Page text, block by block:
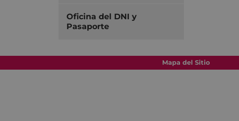
Oficina del DNI y
Pasaporte
Mapa del Sitio